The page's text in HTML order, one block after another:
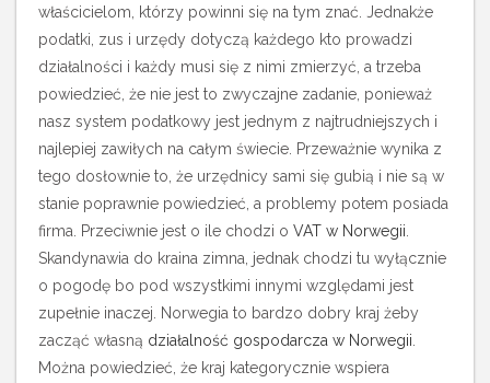
właścicielom, którzy powinni się na tym znać. Jednakże
podatki, zus i urzędy dotyczą każdego kto prowadzi
działalności i każdy musi się z nimi zmierzyć, a trzeba
powiedzieć, że nie jest to zwyczajne zadanie, ponieważ
nasz system podatkowy jest jednym z najtrudniejszych i
najlepiej zawiłych na całym świecie. Przeważnie wynika z
tego dosłownie to, że urzędnicy sami się gubią i nie są w
stanie poprawnie powiedzieć, a problemy potem posiada
firma.
Przeciwnie jest o ile chodzi o VAT w Norwegii
Skandynawia do kraina zimna, jednak chodzi tu wyłącznie
o pogodę bo pod wszystkimi innymi względami jest
zupełnie inaczej. Norwegia to bardzo dobry kraj żeby
zacząć własną działalność gospodarcza w Norwegii
Można powiedzieć, że kraj kategorycznie wspiera